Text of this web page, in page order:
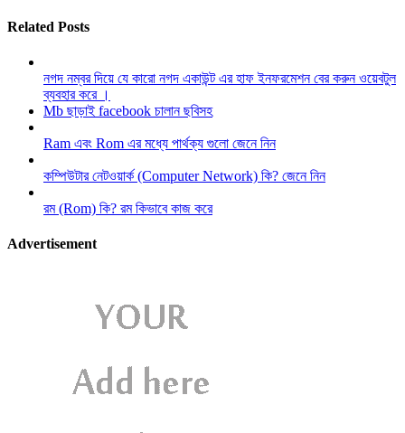
Related Posts
নগদ নম্বর দিয়ে যে কারো নগদ একাউন্ট এর হাফ ইনফরমেশন বের করুন ওয়েবটুল
ব্যবহার করে ।
Mb ছাড়াই facebook চালান ছবিসহ
Ram এবং Rom এর মধ্যে পার্থক্য গুলো জেনে নিন
কম্পিউটার নেটওয়ার্ক (Computer Network) কি? জেনে নিন
রম (Rom) কি? রম কিভাবে কাজ করে
Advertisement